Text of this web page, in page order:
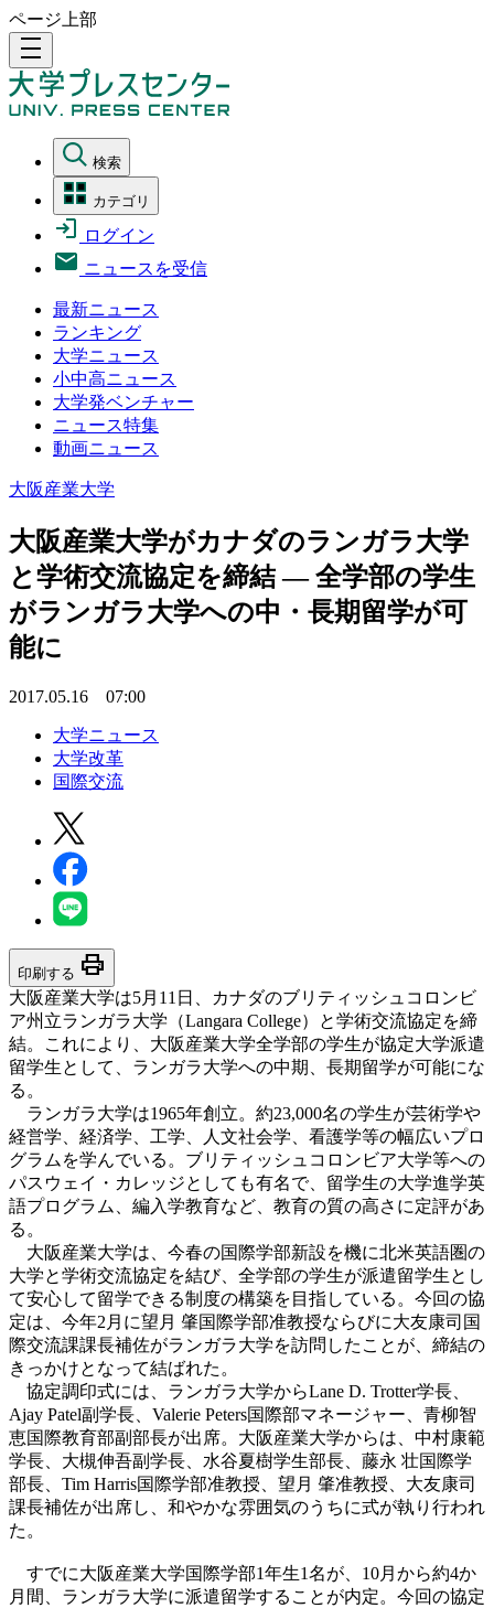
ページ上部
density_medium
検索
カテゴリ
ログイン
ニュースを受信
最新ニュース
ランキング
大学ニュース
小中高ニュース
大学発ベンチャー
ニュース特集
動画ニュース
大阪産業大学
大阪産業大学がカナダのランガラ大学
と学術交流協定を締結 — 全学部の学生
がランガラ大学への中・長期留学が可
能に
2017.05.16 07:00
大学ニュース
大学改革
国際交流
印刷する print
大阪産業大学は5月11日、カナダのブリティッシュコロンビ
ア州立ランガラ大学（Langara College）と学術交流協定を締
結。これにより、大阪産業大学全学部の学生が協定大学派遣
留学生として、ランガラ大学への中期、長期留学が可能にな
る。
ランガラ大学は1965年創立。約23,000名の学生が芸術学や
経営学、経済学、工学、人文社会学、看護学等の幅広いプロ
グラムを学んでいる。ブリティッシュコロンビア大学等への
パスウェイ・カレッジとしても有名で、留学生の大学進学英
語プログラム、編入学教育など、教育の質の高さに定評があ
る。
大阪産業大学は、今春の国際学部新設を機に北米英語圏の
大学と学術交流協定を結び、全学部の学生が派遣留学生とし
て安心して留学できる制度の構築を目指している。今回の協
定は、今年2月に望月 肇国際学部准教授ならびに大友康司国
際交流課課長補佐がランガラ大学を訪問したことが、締結の
きっかけとなって結ばれた。
協定調印式には、ランガラ大学からLane D. Trotter学長、
Ajay Patel副学長、Valerie Peters国際部マネージャー、青柳智
恵国際教育部副部長が出席。大阪産業大学からは、中村康範
学長、大槻伸吾副学長、水谷夏樹学生部長、藤永 壮国際学
部長、Tim Harris国際学部准教授、望月 肇准教授、大友康司
課長補佐が出席し、和やかな雰囲気のうちに式が執り行われ
た。
すでに大阪産業大学国際学部1年生1名が、10月から約4か
月間、ランガラ大学に派遣留学することが内定。今回の協定